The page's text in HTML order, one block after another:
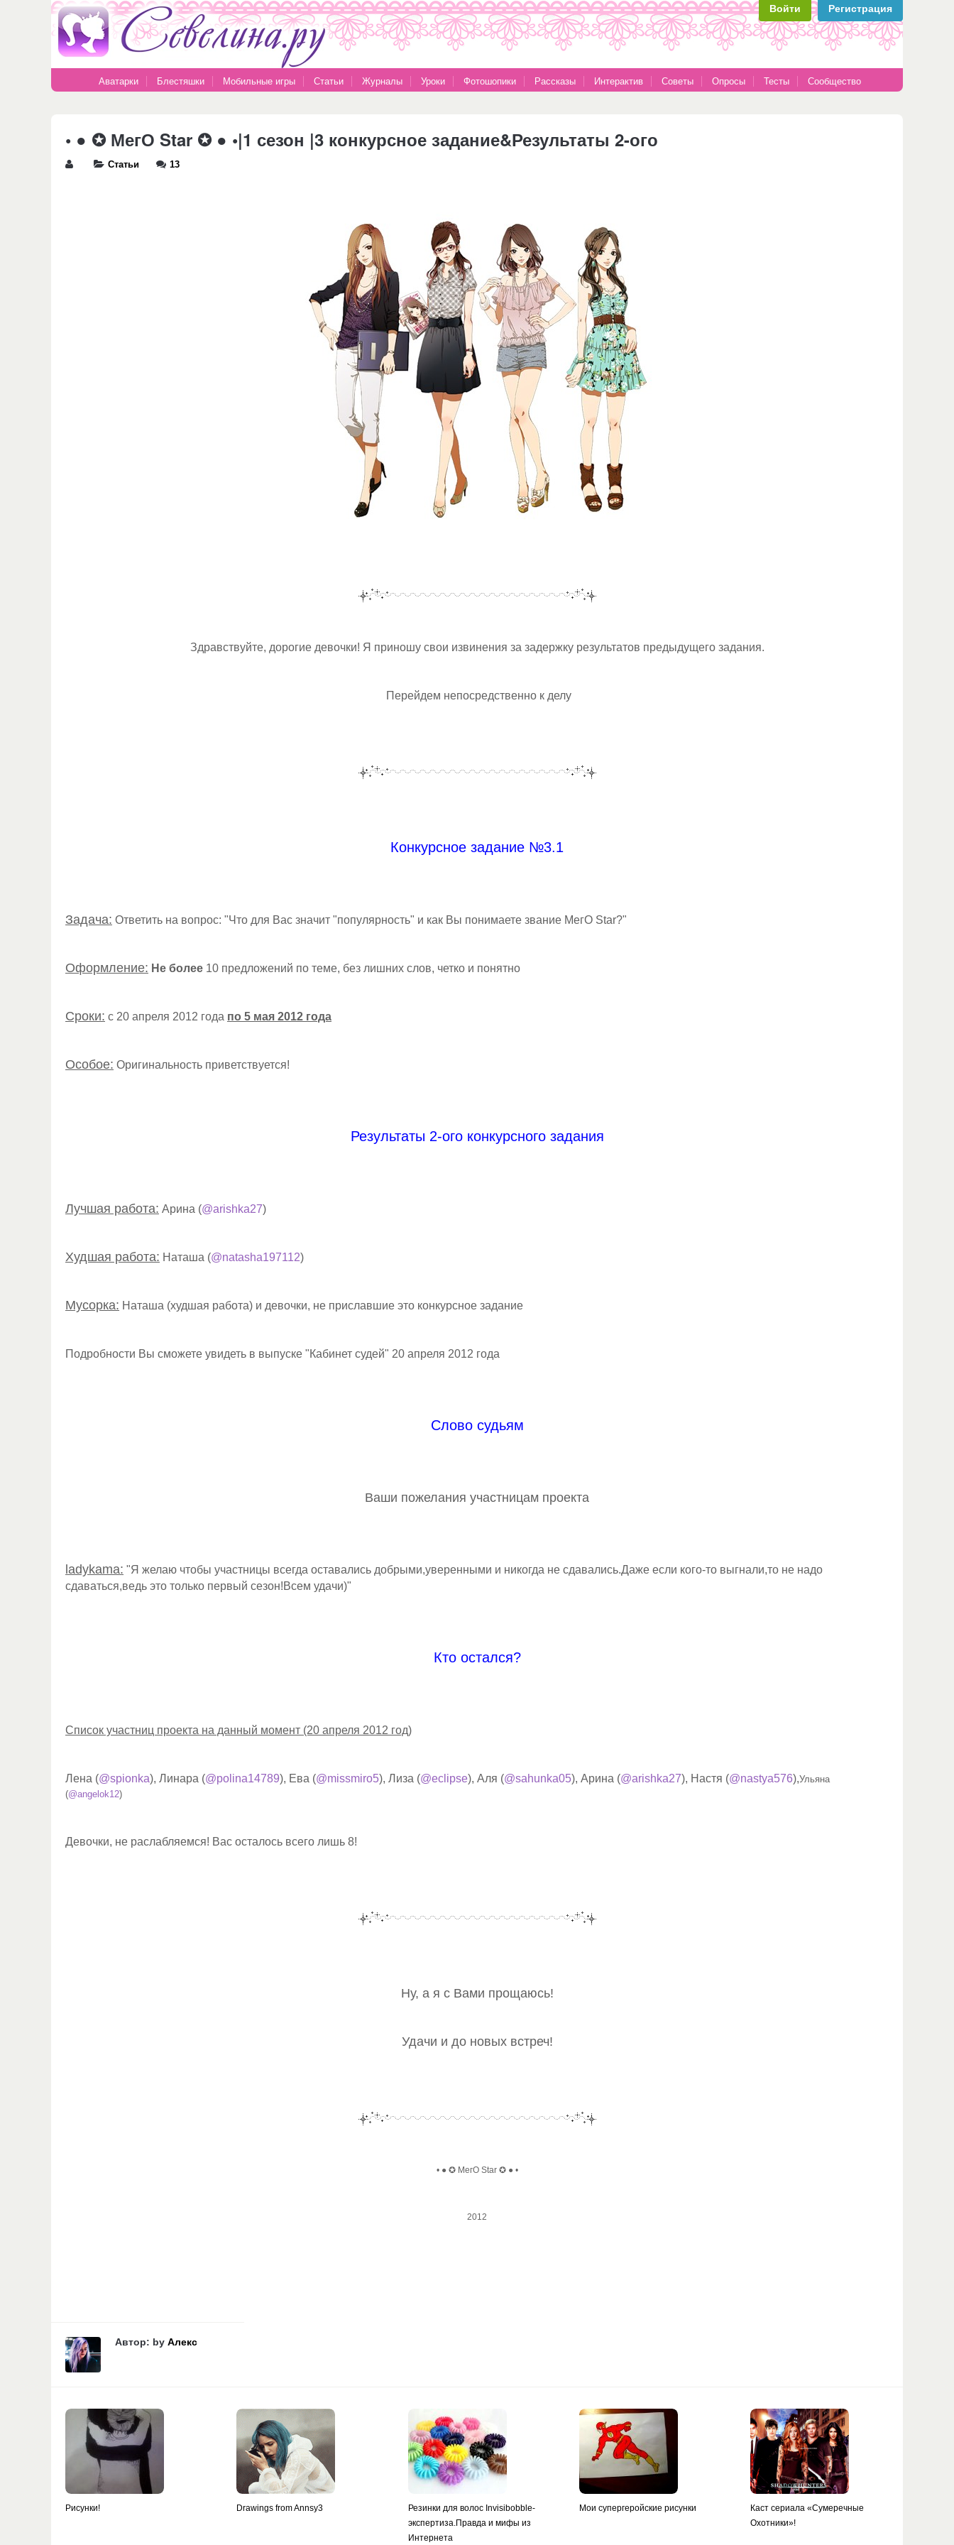
Войти Регистрация
Аватарки Блестяшки Мобильные игры Статьи Журналы Уроки Фотошопики Рассказы Интерактив Советы Опросы Тесты Сообщество
• ● ✪ МегО Star ✪ ● •|1 сезон |3 конкурсное задание&Результаты 2-ого
Статьи 13
Здравствуйте, дорогие девочки! Я приношу свои извинения за задержку результатов предыдущего задания.
Перейдем непосредственно к делу
Конкурсное задание №3.1
Задача: Ответить на вопрос: "Что для Вас значит "популярность" и как Вы понимаете звание МегО Star?"
Оформление: Не более 10 предложений по теме, без лишних слов, четко и понятно
Сроки: с 20 апреля 2012 года по 5 мая 2012 года
Особое: Оригинальность приветствуется!
Результаты 2-ого конкурсного задания
Лучшая работа: Арина (@arishka27)
Худшая работа: Наташа (@natasha197112)
Мусорка: Наташа (худшая работа) и девочки, не приславшие это конкурсное задание
Подробности Вы сможете увидеть в выпуске "Кабинет судей" 20 апреля 2012 года
Слово судьям
Ваши пожелания участницам проекта
ladykama: "Я желаю чтобы участницы всегда оставались добрыми,уверенными и никогда не сдавались.Даже если кого-то выгнали,то не надо
сдаваться,ведь это только первый сезон!Всем удачи)"
Кто остался?
Список участниц проекта на данный момент (20 апреля 2012 год)
Лена (@spionka), Линара (@polina14789), Ева (@missmiro5), Лиза (@eclipse), Аля (@sahunka05), Арина (@arishka27), Настя (@nastya576),Ульяна
(@angelok12)
Девочки, не раслабляемся! Вас осталось всего лишь 8!
Ну, а я с Вами прощаюсь!
Удачи и до новых встреч!
• ● ✪ МегО Star ✪ ● •
2012
Автор: by Алекс
Рисунки! Drawings from Annsy3
Резинки для волос Invisibobble-
экспертиза.Правда и мифы из
Интернета
Мои супергеройские рисунки
Каст сериала «Сумеречные
Охотники»!